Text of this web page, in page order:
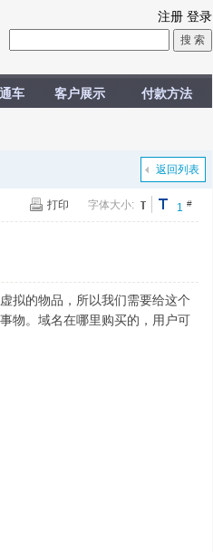
注册 登录
车 客户展示 付款方法
返回列表
1 #
打印 字体大小:
拟的物品，所以我们需要给这个
物。域名在哪里购买的，用户可